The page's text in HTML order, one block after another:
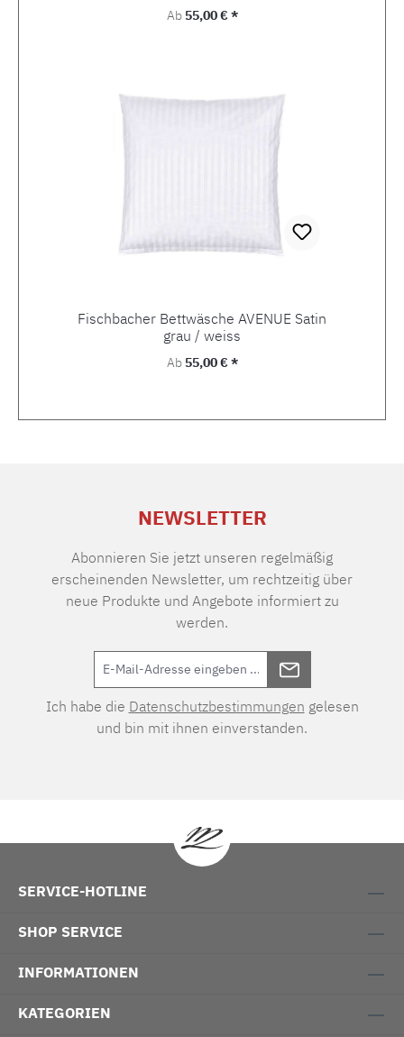
Regulärer Preis:
Ab 55,00 € *
Fischbacher Bettwäsche AVENUE Satin
grau / weiss
Regulärer Preis:
Ab 55,00 € *
NEWSLETTER
Abonnieren Sie jetzt unseren regelmäßig
erscheinenden Newsletter, um rechtzeitig über
neue Produkte und Angebote informiert zu
werden.
Ich habe die Datenschutzbestimmungen gelesen
und bin mit ihnen einverstanden.
SERVICE-HOTLINE
SHOP SERVICE
INFORMATIONEN
KATEGORIEN